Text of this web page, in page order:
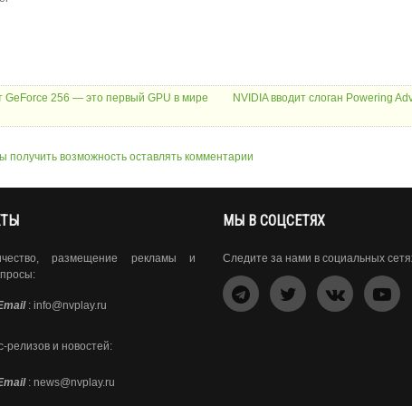
GeForce 256 — это первый GPU в мире
NVIDIA вводит слоган Powering
получить возможность оставлять комментарии
размещение рекламы и
: info@nvplay.ru
релизов и новостей:
: news@nvplay.ru
МЫ В СОЦСЕТЯХ
Следите за нами в социальных